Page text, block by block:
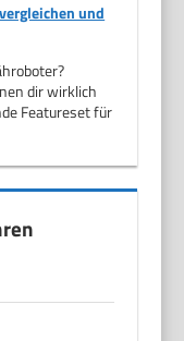
und
dir wirklich
Featureset für